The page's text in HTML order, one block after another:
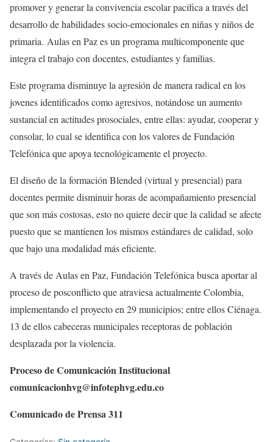
promover y generar la convivencia escolar pacífica a través del
desarrollo de habilidades socio-emocionales en niñas y niños de
primaria. Aulas en Paz es un programa multicomponente que
integra el trabajo con docentes, estudiantes y familias.
Este programa disminuye la agresión de manera radical en los
jovenes identificados como agresivos, notándose un aumento
sustancial en actitudes prosociales, entre ellas: ayudar, cooperar y
consolar, lo cual se identifica con los valores de Fundación
Telefónica que apoya tecnológicamente el proyecto.
El diseño de la formación Blended (virtual y presencial) para
docentes permite disminuir horas de acompañamiento presencial
que son más costosas, esto no quiere decir que la calidad se afecte
puesto que se mantienen los mismos estándares de calidad, solo
que bajo una modalidad más eficiente.
A través de Aulas en Paz, Fundación Telefónica busca aportar al
proceso de posconflicto que atraviesa actualmente Colombia,
implementando el proyecto en 29 municipios; entre ellos Ciénaga.
13 de ellos cabeceras municipales receptoras de población
desplazada por la violencia.
Proceso de Comunicación Institucional
comunicacionhvg@infotephvg.edu.co
Comunicado de Prensa 311